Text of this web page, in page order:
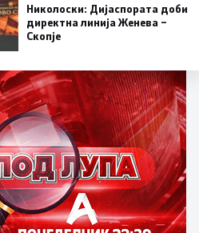
Николоски: Дијаспората доби
директна линија Женева –
Скопје